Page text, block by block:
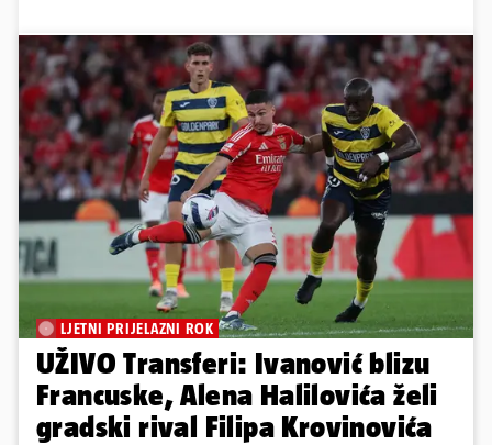
LJETNI PRIJELAZNI ROK
UŽIVO Transferi: Ivanović blizu
Francuske, Alena Halilovića želi
gradski rival Filipa Krovinovića